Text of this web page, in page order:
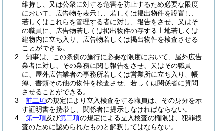
維持し、又は公衆に対する危害を防止するため必要な限度
において、広告物を表示し、若しくは掲出物件を設置し、
若しくはこれらを管理する者に対し、報告をさせ、又はそ
の職員に、広告物若しくは掲出物件の存する土地若しくは
建物内に立ち入り、広告物若しくは掲出物件を検査させる
ことができる。
2
知事は、この条例の施行に必要な限度において、屋外広告
業者に対し、その業務に関し報告をさせ、又はその職員
に、屋外広告業者の事務所若しくは営業所に立ち入り、帳
簿、書類その他の物件を検査させ、若しくは関係者に質問
させることができる。
3
前二項の規定により立入検査をする職員は、その身分を示
す証明書を携帯し、関係者に提示しなければならない。
4
第一項及び第二項の規定による立入検査の権限は、犯罪捜
査のために認められたものと解釈してはならない。